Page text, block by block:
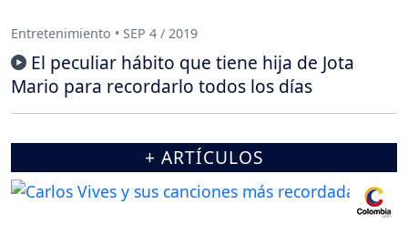
Entretenimiento • SEP 4 / 2019
El peculiar hábito que tiene hija de Jota
Mario para recordarlo todos los días
+ ARTÍCULOS